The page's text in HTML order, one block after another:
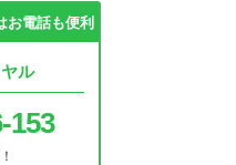
お電話も便利
ル
153